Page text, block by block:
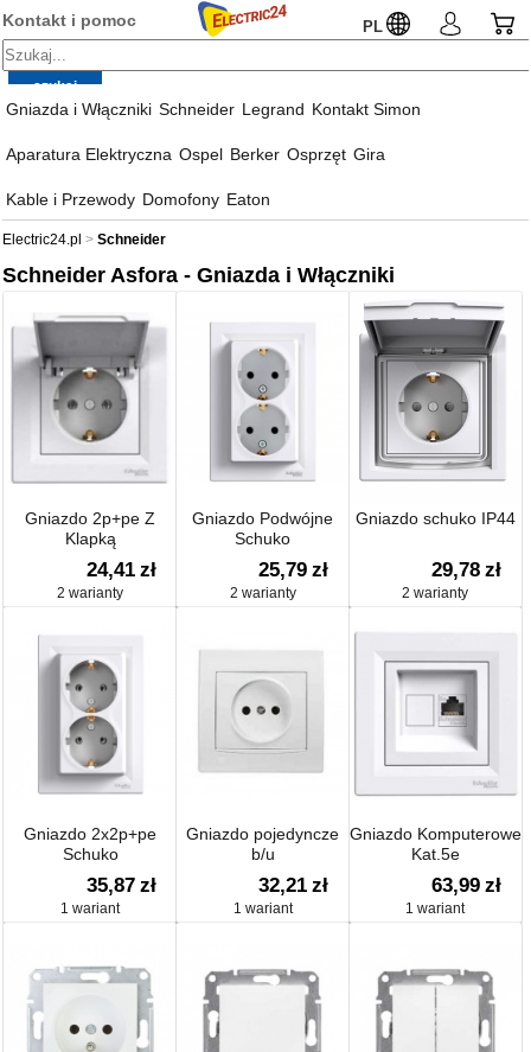
Kontakt i pomoc PL
Gniazda i Włączniki Schneider Legrand Kontakt Simon
Aparatura Elektryczna Ospel Berker Osprzęt Gira
Kable i Przewody Domofony Eaton
Electric24.pl Schneider
Schneider Asfora - Gniazda i Włączniki
Gniazdo 2p+pe Z
Klapką
24,41 zł
2 warianty
Gniazdo Podwójne
Schuko
25,79 zł
2 warianty
Gniazdo schuko IP44
29,78 zł
2 warianty
Gniazdo 2x2p+pe
Schuko
35,87 zł
1 wariant
Gniazdo pojedyncze
b/u
32,21 zł
1 wariant
Gniazdo Komputerowe
Kat.5e
63,99 zł
1 wariant